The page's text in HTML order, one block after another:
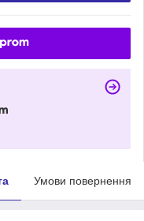
Умови повернення